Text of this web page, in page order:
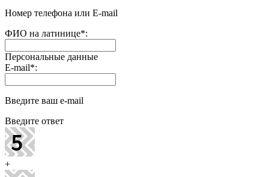
Номер телефона или E-mail
ФИО на латинице*:
Персональные данные
E-mail*:
Введите ваш e-mail
Введите ответ
+